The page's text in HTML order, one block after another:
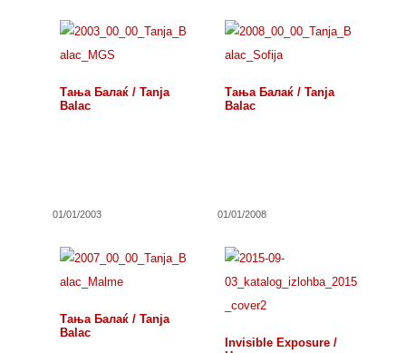
Тања Балаќ / Tanja
Balac
01/01/2003
Тања Балаќ / Tanja
Balac
01/01/2008
Тања Балаќ / Tanja
Balac
Invisible Exposure /